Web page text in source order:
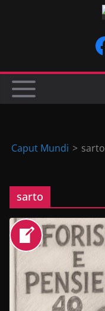
Caput Mundi > sarto
sarto